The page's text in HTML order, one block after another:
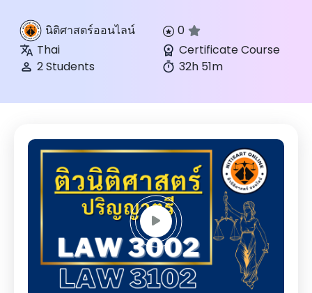
นิติศาสตร์ออนไลน์
0
Thai
Certificate Course
2 Students
32h 51m